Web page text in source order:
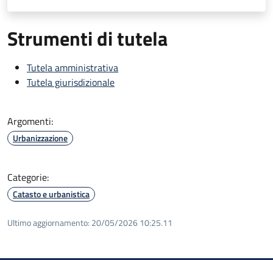
Strumenti di tutela
Tutela amministrativa
Tutela giurisdizionale
Argomenti:
Urbanizzazione
Categorie:
Catasto e urbanistica
Ultimo aggiornamento: 20/05/2026 10:25.11